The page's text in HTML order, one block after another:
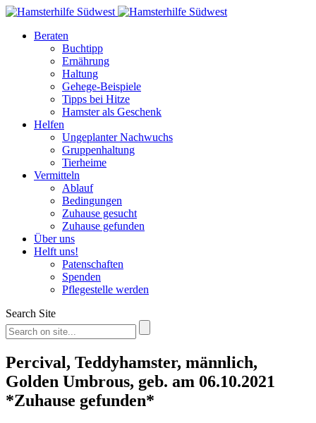
Beraten
Buchtipp
Ernährung
Haltung
Gehege-Beispiele
Tipps bei Hitze
Hamster als Geschenk
Helfen
Ungeplanter Nachwuchs
Gruppenhaltung
Tierheime
Vermitteln
Ablauf
Bedingungen
Zuhause gesucht
Zuhause gefunden
Über uns
Helft uns!
Patenschaften
Spenden
Pflegestelle werden
Search Site
Percival, Teddyhamster, männlich,
Golden Umbrous, geb. am 06.10.2021
*Zuhause gefunden*